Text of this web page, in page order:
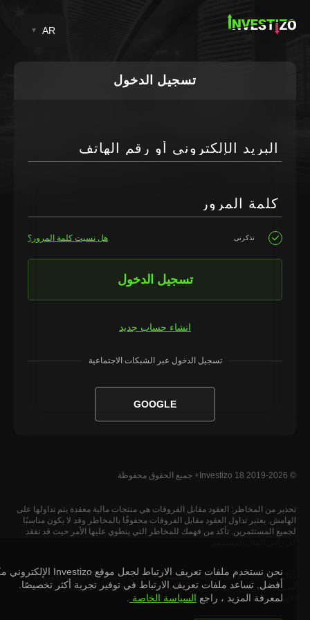
تسجيل الدخول
البريد الإلكتروني أو رقم الهاتف
كلمة المرور
تذكرنى هل نسيت كلمة المرور؟
تسجيل الدخول
انشاء حساب جديد
تسجيل الدخول عبر الشبكات الاجتماعية
GOOGLE
تحذير من المخاطر: العقود مقابل الفروقات هي منتجات مالية معقدة يتم تداولها على
الهامش. يعتبر تداول العقود مقابل الفروقات محفوفًا بالمخاطر وقد لا يكون مناسبًا
لجميع المستثمرين. تأكد من فهمك للمخاطر التي ينطوي عليها الأمر حيث قد تفقد
Investizo LTD. لا تقدم الخدمة للمقيمين في بلدان المنطقة الاقتصادية الأوروبية و
أستراليا, إسرائيل, اليابان, الإمارات العربية المتحدة, الولايات المتحدة وبعض البلدان
نحن نستخدم ملفات تعريف الارتباط لجعل موقع Investizo الإلكتروني مكانًا
أفضل. تساعد ملفات تعريف الارتباط في توفير تجربة أكثر تخصيصًا.
لمعرفة المزيد ، راجعالسياسة الخاصة.